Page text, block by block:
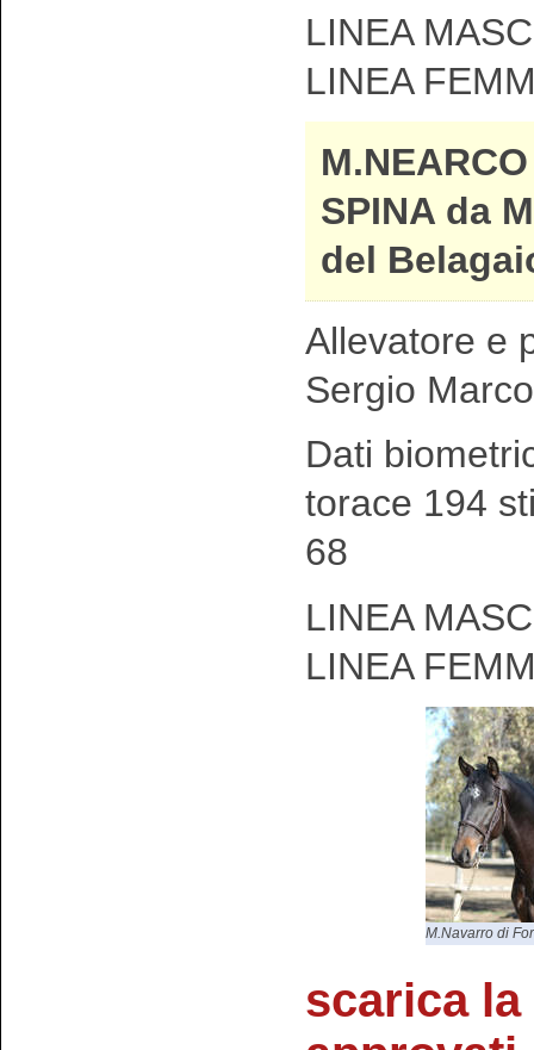
LINEA
LINEA
SPINA da
del
Allevatore e
Sergio
Dati
torace 194
68
LINEA
LINEA
M.Navarro di
scarica